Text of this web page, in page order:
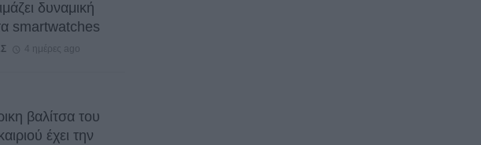
δυναμική
smartwatches
4 ημέρες ago
βαλίτσα του
έχει την